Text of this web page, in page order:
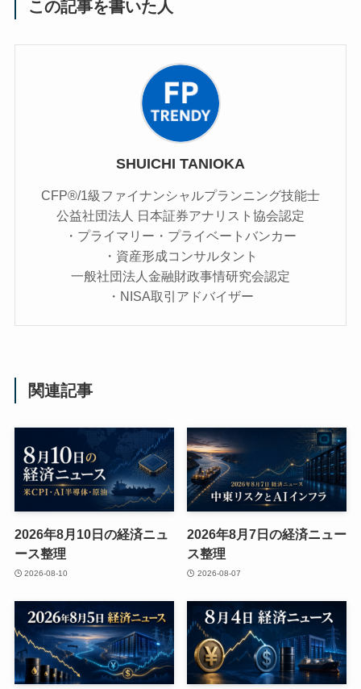
この記事を書いた人
SHUICHI TANIOKA
CFP®/1級ファイナンシャルプランニング技能士
公益社団法人 日本証券アナリスト協会認定
・プライマリー・プライベートバンカー
・資産形成コンサルタント
一般社団法人金融財政事情研究会認定
・NISA取引アドバイザー
関連記事
2026年8月10日の経済ニュ
ース整理
2026-08-10
2026年8月7日の経済ニュー
ス整理
2026-08-07